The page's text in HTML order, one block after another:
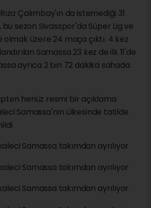
Çalımbay'ın da istemediği 31
bu sezon Sivasspor'da Süper Lig ve
olmak üzere 24 maça çıktı. 4 kez
Samassa 23 kez de ilk 11'de
ayrıca 2 bin 72 dakika sahada
henüz resmi bir açıklama
Samassa'nın ülkesinde tatilde